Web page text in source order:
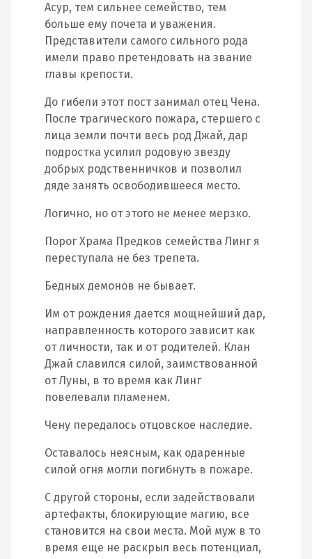
Асур, тем сильнее семейство, тем
больше ему почета и уважения.
Представители самого сильного рода
имели право претендовать на звание
главы крепости.
До гибели этот пост занимал отец Чена.
После трагического пожара, стершего с
лица земли почти весь род Джай, дар
подростка усилил родовую звезду
добрых родственничков и позволил
дяде занять освободившееся место.
Логично, но от этого не менее мерзко.
Порог Храма Предков семейства Линг я
переступала не без трепета.
Бедных демонов не бывает.
Им от рождения дается мощнейший дар,
направленность которого зависит как
от личности, так и от родителей. Клан
Джай славился силой, заимствованной
от Луны, в то время как Линг
повелевали пламенем.
Чену передалось отцовское наследие.
Оставалось неясным, как одаренные
силой огня могли погибнуть в пожаре.
С другой стороны, если задействовали
артефакты, блокирующие магию, все
становится на свои места. Мой муж в то
время еще не раскрыл весь потенциал,